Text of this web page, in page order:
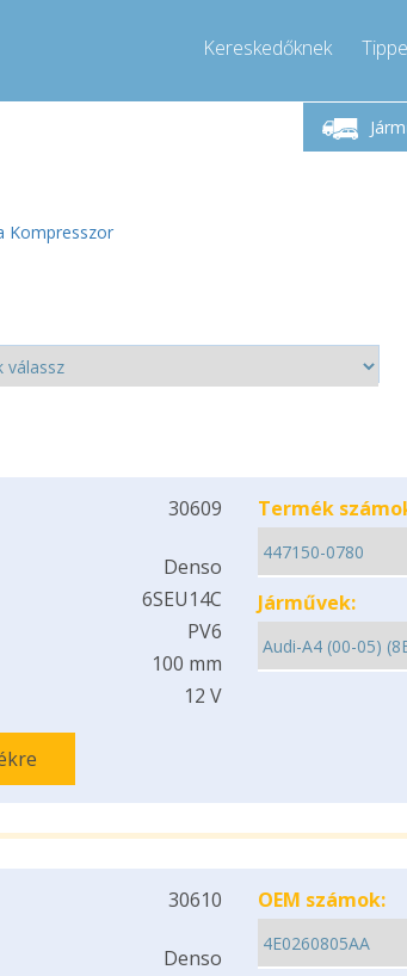
Kereskedőknek
Hétfő-Péntek 9-17
info@compressor-express.hu
Kompresszor
30609
Denso
6SEU14C
PV6
100 mm
12 V
Termék
Járművek:
30610
Denso
OEM számok: